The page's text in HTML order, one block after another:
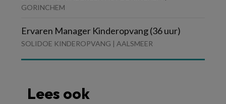
GORINCHEM
Ervaren Manager Kinderopvang (36 uur)
SOLIDOE KINDEROPVANG | AALSMEER
Lees ook